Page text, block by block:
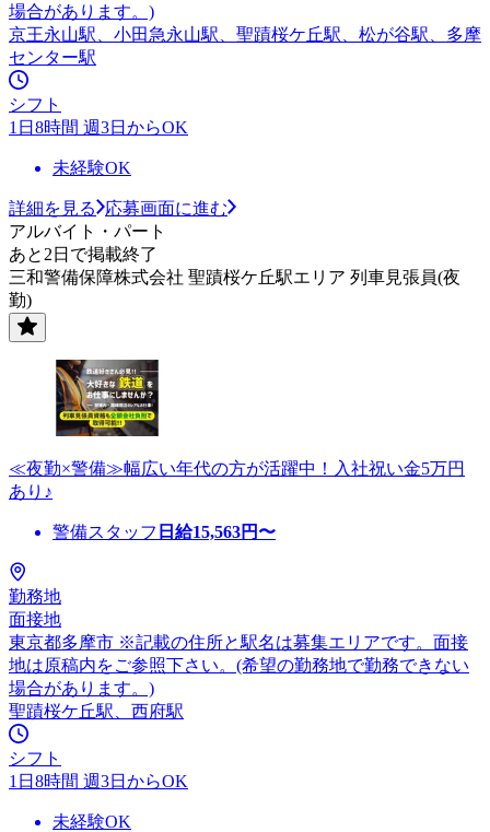
場合があります。)
京王永山駅、小田急永山駅、聖蹟桜ケ丘駅、松が谷駅、多摩
センター駅
シフト
1日8時間 週3日からOK
未経験OK
詳細を見る
応募画面に進む
アルバイト・パート
あと2日で掲載終了
三和警備保障株式会社 聖蹟桜ケ丘駅エリア 列車見張員(夜
勤)
≪夜勤×警備≫幅広い年代の方が活躍中！入社祝い金5万円
あり♪
警備スタッフ 日給15,563円〜
勤務地
面接地
東京都多摩市 ※記載の住所と駅名は募集エリアです。面接
地は原稿内をご参照下さい。(希望の勤務地で勤務できない
場合があります。)
聖蹟桜ケ丘駅、西府駅
シフト
1日8時間 週3日からOK
未経験OK